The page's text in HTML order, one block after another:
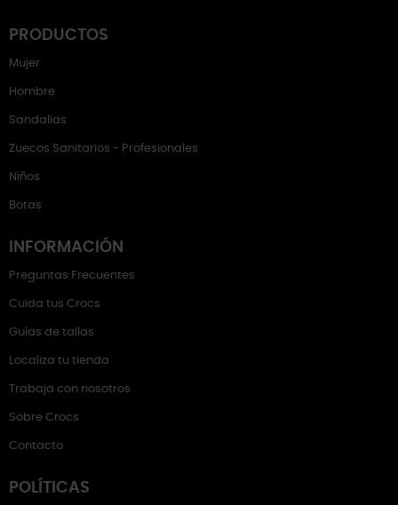
PRODUCTOS
Mujer
Hombre
Sandalias
Zuecos Sanitarios - Profesionales
Niños
Botas
INFORMACIÓN
Preguntas Frecuentes
Cuida tus Crocs
Guías de tallas
Localiza tu tienda
Trabaja con nosotros
Sobre Crocs
Contacto
POLÍTICAS